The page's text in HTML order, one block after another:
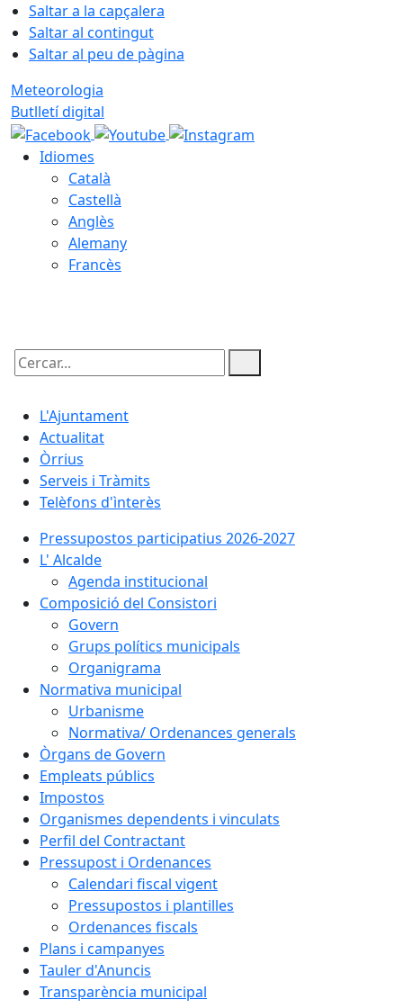
Saltar a la capçalera
Saltar al contingut
Saltar al peu de pàgina
Meteorologia
Butlletí digital
Idiomes
Català
Castellà
Anglès
Alemany
Francès
Cercar:
L'Ajuntament
Actualitat
Òrrius
Serveis i Tràmits
Telèfons d'ìnterès
Pressupostos participatius 2026-2027
L' Alcalde
Agenda institucional
Composició del Consistori
Govern
Grups polítics municipals
Organigrama
Normativa municipal
Urbanisme
Normativa/ Ordenances generals
Òrgans de Govern
Empleats públics
Impostos
Organismes dependents i vinculats
Perfil del Contractant
Pressupost i Ordenances
Calendari fiscal vigent
Pressupostos i plantilles
Ordenances fiscals
Plans i campanyes
Tauler d'Anuncis
Transparència municipal